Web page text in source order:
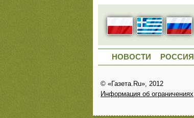
НОВОСТИ РОССИЯ
© «Газета.Ru», 2012
Информация об ограничениях